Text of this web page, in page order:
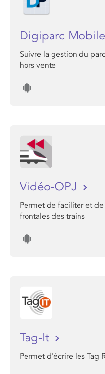
Digiparc Mobile
Suivre la gestion du
hors vente
Vidéo-OPJ
Permet de faciliter et
frontales des trains
Tag-It
Permet d'écrire les Tag